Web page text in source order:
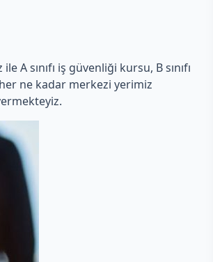
sınıfı iş güvenliği kursu, B sınıfı
ne kadar merkezi yerimiz